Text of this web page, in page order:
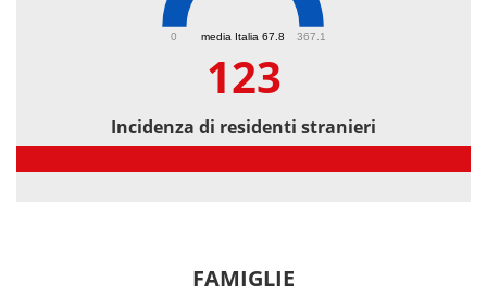
media Italia 67.8
0 367.1
123
Incidenza di residenti stranieri
FAMIGLIE